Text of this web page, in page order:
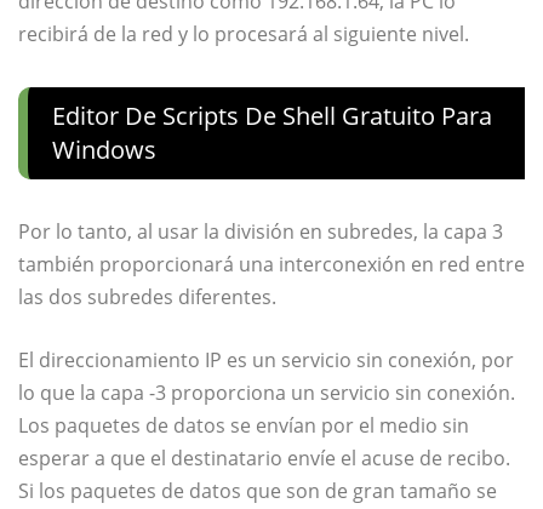
recibirá de la red y lo procesará al siguiente nivel.
Editor De Scripts De Shell Gratuito Para
Windows
Por lo tanto, al usar la división en subredes, la capa 3
también proporcionará una interconexión en red entre
las dos subredes diferentes.
El direccionamiento IP es un servicio sin conexión, por
lo que la capa -3 proporciona un servicio sin conexión.
Los paquetes de datos se envían por el medio sin
esperar a que el destinatario envíe el acuse de recibo.
Si los paquetes de datos que son de gran tamaño se